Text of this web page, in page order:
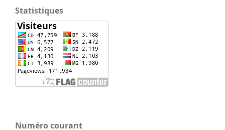
Statistiques
Numéro courant